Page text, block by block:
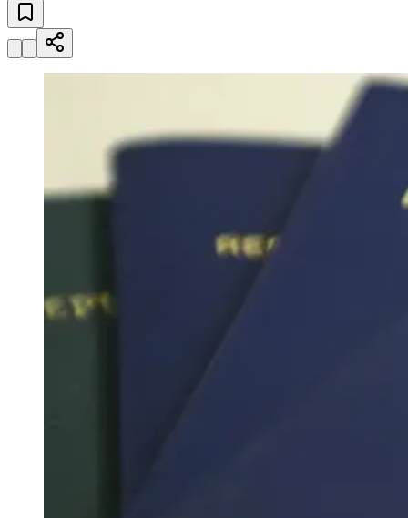
MutingaJardim Paraíso
LuísJardim São Pedro
TupãJardim Tupanci
CamargosParque ImperialParque Santa LuziaParque VianaPirapora
Vila Boa Vista
Vila Nossa Sra. da
Votupoca
Anuncie no Portal
Guia de Empresas
Segurança Regional
Hospitais Estaduais